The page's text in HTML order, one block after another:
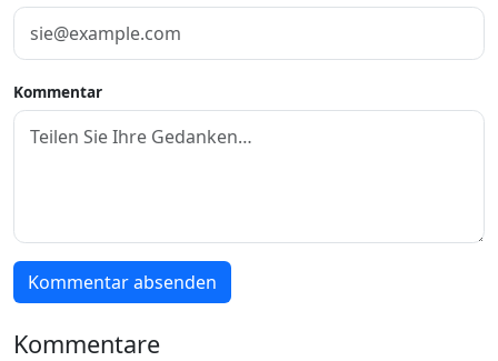
Kommentar
Kommentar absenden
Kommentare